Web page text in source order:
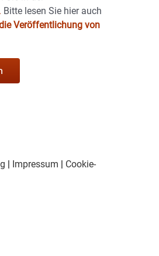
Bitte lesen Sie hier auch
Veröffentlichung von
| Impressum | Cookie-